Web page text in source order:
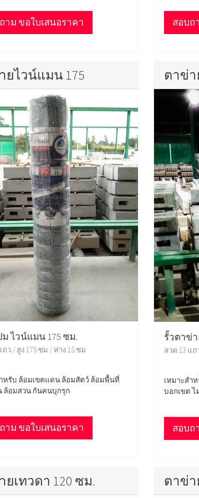
าม ขอใบเสนอราคา สอบถ
ยไวน์แมน 175
ไวน์แมน 175 ซม.
ถว / สูง 175 ซม / ห่าง 15 ซม
หรับ ล้อมเขตแดน ล้อมสัตว์ ล้อมพื้นที่
ล้อมสวน กันคนบุกรุก
าม ขอใบเสนอราคา
ตาข่า
รั้วตาข่า
ลวด 13 แถ
เหมาะสำ
บอกเขต ไ
สอบถ
ยเทวดา 120 ซม. ตาข่า